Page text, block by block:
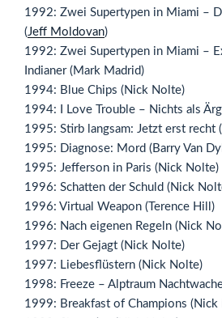
1992: Zwei Supertypen in Miami –
( Jeff Moldovan)
1992: Zwei Supertypen in Miami –
Indianer (Mark Madrid)
1994: Blue Chips (Nick Nolte)
1994: I Love Trouble – Nichts als
1995: Stirb langsam: Jetzt erst recht
1995: Diagnose: Mord (Barry Van
1995: Jefferson in Paris (Nick Nolte)
1996: Schatten der Schuld (Nick
1996: Virtual Weapon (Terence Hill)
1996: Nach eigenen Regeln (Nick
1997: Der Gejagt (Nick Nolte)
1997: Liebesflüstern (Nick Nolte)
1998: Freeze – Alptraum
1999: Breakfast of Champions (Nick